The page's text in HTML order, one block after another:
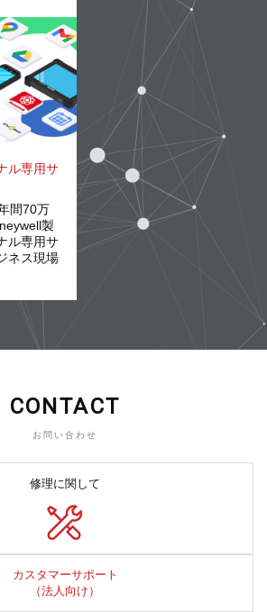
ル専用サ
間70万
製
ル専用サ
ネス現場
CONTACT
お問い合わせ
修理に関して
カスタマーサポート
（法人向け）